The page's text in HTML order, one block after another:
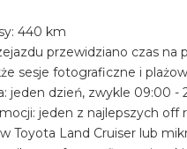
440 km
przewidziano czas na
sesje fotograficzne i
jeden dzień, zwykle 09:00 -
jeden z najlepszych off
Toyota Land Cruiser lub